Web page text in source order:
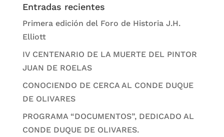
Entradas recientes
Primera edición del Foro de Historia J.H.
Elliott
IV CENTENARIO DE LA MUERTE DEL PINTOR
JUAN DE ROELAS
CONOCIENDO DE CERCA AL CONDE DUQUE
DE OLIVARES
PROGRAMA “DOCUMENTOS”, DEDICADO AL
CONDE DUQUE DE OLIVARES.